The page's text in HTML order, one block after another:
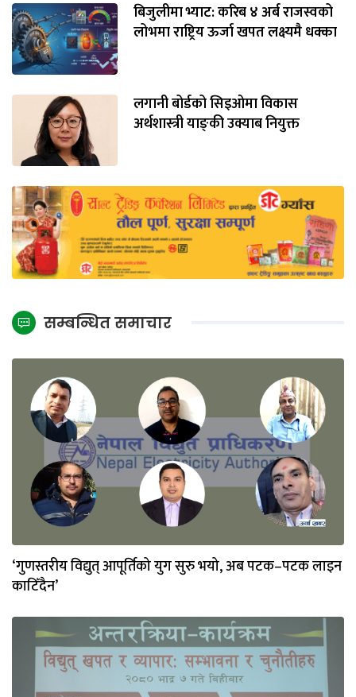
बिजुलीमा भ्याट: करिब ४ अर्ब राजस्वको
लोभमा राष्ट्रिय ऊर्जा खपत लक्ष्यमै धक्का
लगानी बोर्डको सिइओमा विकास
अर्थशास्त्री याङ्‌की उक्याब नियुक्त
सम्बन्धित समाचार
‘गुणस्तरीय विद्युत् आपूर्तिको युग सुरु भयो, अब पटक–पटक लाइन
काटिँदैन’